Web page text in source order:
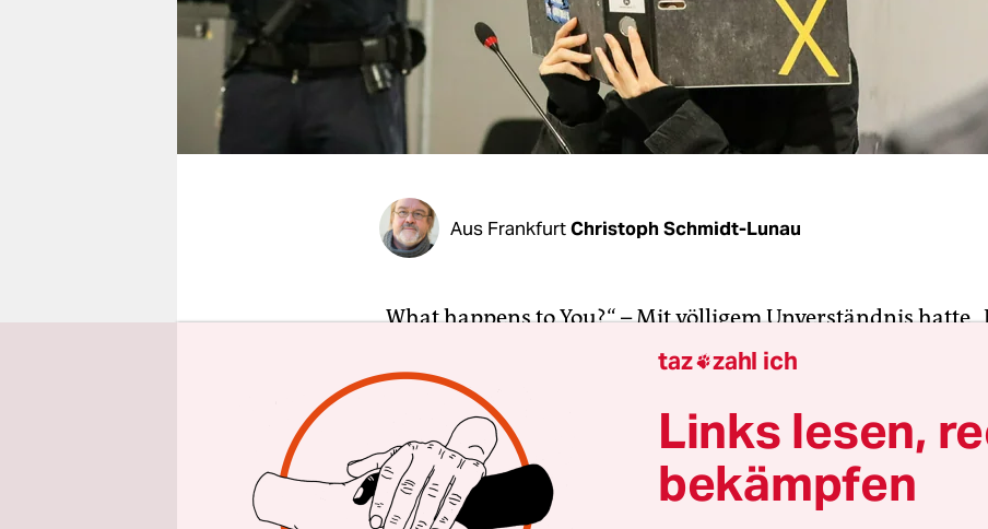
shop
fragen & hilfe
unterstützen
Aus FrankfurtChristoph Schmidt-Lunau
„What happens to You?“ – Mit völligem Unverständnis hatte
November 2020 auf das harte Urteil des Alsfelder
reagiert: Zwei Jahre und drei Monate Haft wegen gefährlicher
Körperverletzung und Widerstands gegen
„Ella“, die ihre Identität nicht preisgibt und deshalb im
UWP1, unbekannte weibliche Person heißt, sitzt seitdem in
Untersuchungshaft.
taz zahl ich
Links lesen,
bekämpfen